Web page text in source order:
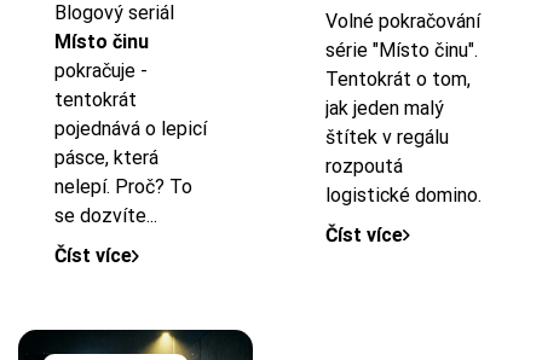
Blogový seriál
Místo činu
pokračuje -
tentokrát
pojednává o lepicí
pásce, která
nelepí. Proč? To
se dozvíte...
Číst více
Volné pokračování
série "Místo činu".
Tentokrát o tom,
jak jeden malý
štítek v regálu
rozpoutá
logistické domino.
Číst více